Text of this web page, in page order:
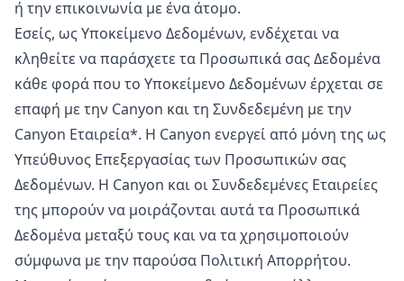
ή την επικοινωνία με ένα άτομο.
Εσείς, ως Υποκείμενο Δεδομένων, ενδέχεται να
κληθείτε να παράσχετε τα Προσωπικά σας Δεδομένα
κάθε φορά που το Υποκείμενο Δεδομένων έρχεται σε
επαφή με την Canyon και τη Συνδεδεμένη με την
Canyon Εταιρεία*. Η Canyon ενεργεί από μόνη της ως
Υπεύθυνος Επεξεργασίας των Προσωπικών σας
Δεδομένων. Η Canyon και οι Συνδεδεμένες Εταιρείες
της μπορούν να μοιράζονται αυτά τα Προσωπικά
Δεδομένα μεταξύ τους και να τα χρησιμοποιούν
σύμφωνα με την παρούσα Πολιτική Απορρήτου.